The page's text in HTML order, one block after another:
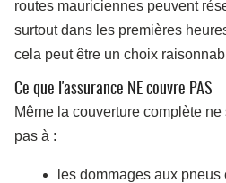
routes mauriciennes peuvent
surtout dans les premières
cela peut être un choix
Ce que l'assurance NE couvre PAS
Même la couverture complète
pas à :
les dommages aux pneus